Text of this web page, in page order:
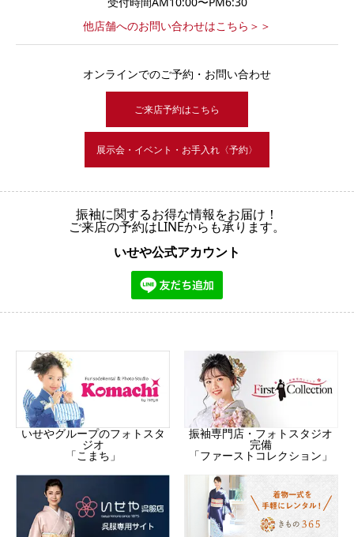
他店舗へのお問い合わせはこちら＞＞
オンラインでのご予約・お問い合わせ
ご来店予約はこちら
展示会・イベント・お手入れ〈予約〉
振袖に関するお得な情報をお届け！
ご来店の予約はLINEからも承ります。
いせや公式アカウント
いせやグループのフォトスタ
ジオ
「こまち」
振袖専門店・フォトスタジオ
完備
「ファーストコレクション」